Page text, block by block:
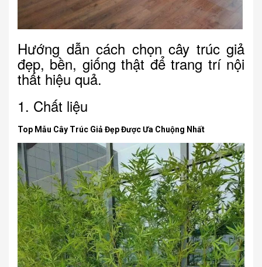
Hướng dẫn cách chọn cây trúc giả
đẹp, bền, giống thật để trang trí nội
thất hiệu quả.
1. Chất liệu
Top Mẫu Cây Trúc Giả Đẹp Được Ưa Chuộng Nhất